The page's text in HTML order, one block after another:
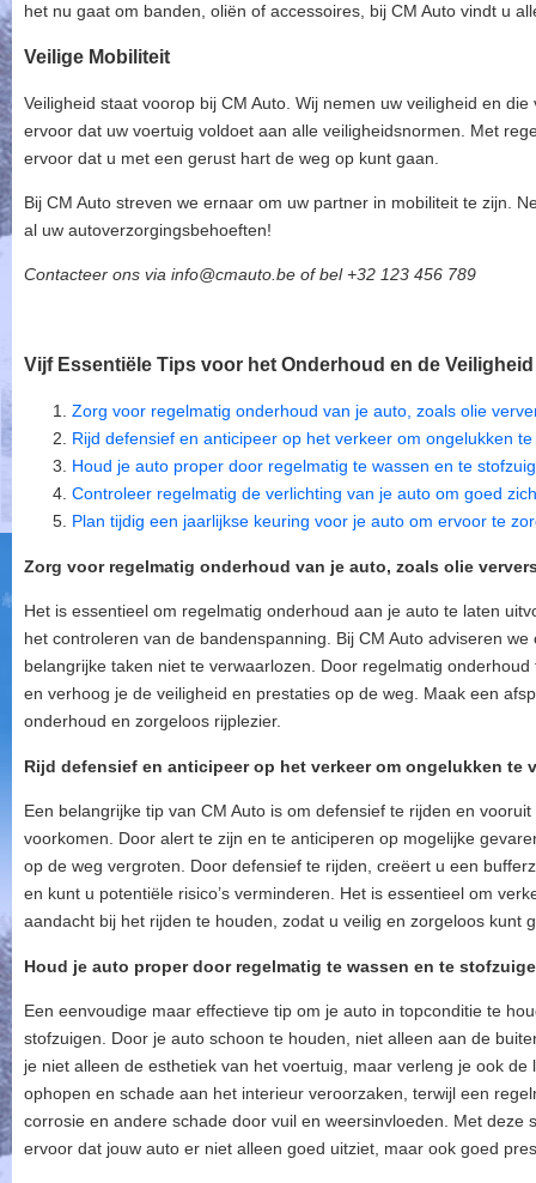
het nu gaat om banden, oliën of accessoires, bij CM Auto vindt u
Veilige Mobiliteit
Veiligheid staat voorop bij CM Auto. Wij nemen uw veiligheid en
ervoor dat uw voertuig voldoet aan alle veiligheidsnormen. Met
ervoor dat u met een gerust hart de weg op kunt gaan.
Bij CM Auto streven we ernaar om uw partner in mobiliteit te zijn.
al uw autoverzorgingsbehoeften!
Contacteer ons via info@cmauto.be of bel +32 123 456 789
Vijf Essentiële Tips voor het Onderhoud en de
Zorg voor regelmatig onderhoud van je auto, zoals olie
Rijd defensief en anticipeer op het verkeer om ongelukken
Houd je auto proper door regelmatig te wassen en te
Controleer regelmatig de verlichting van je auto om goed
Plan tijdig een jaarlijkse keuring voor je auto om ervoor te
Zorg voor regelmatig onderhoud van je auto, zoals olie
Het is essentieel om regelmatig onderhoud aan je auto te laten
het controleren van de bandenspanning. Bij CM Auto adviseren
belangrijke taken niet te verwaarlozen. Door regelmatig
en verhoog je de veiligheid en prestaties op de weg. Maak een
onderhoud en zorgeloos rijplezier.
Rijd defensief en anticipeer op het verkeer om ongelukken te
Een belangrijke tip van CM Auto is om defensief te rijden en
voorkomen. Door alert te zijn en te anticiperen op mogelijke
op de weg vergroten. Door defensief te rijden, creëert u een
en kunt u potentiële risico’s verminderen. Het is essentieel om
aandacht bij het rijden te houden, zodat u veilig en zorgeloos kunt
Houd je auto proper door regelmatig te wassen en te
Een eenvoudige maar effectieve tip om je auto in topconditie te
stofzuigen. Door je auto schoon te houden, niet alleen aan de
je niet alleen de esthetiek van het voertuig, maar verleng je ook
ophopen en schade aan het interieur veroorzaken, terwijl een
corrosie en andere schade door vuil en weersinvloeden. Met deze
ervoor dat jouw auto er niet alleen goed uitziet, maar ook goed